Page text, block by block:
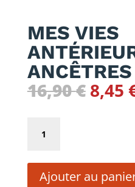
MES VIES
16,90€ Le
8,45
MES
VIESAjouter au